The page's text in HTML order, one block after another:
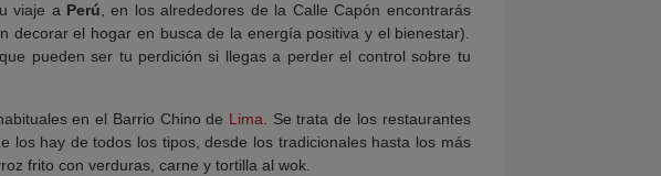
viaje a Perú, en los alrededores de la Calle Capón encontrarás
decorar el hogar en busca de la energía positiva y el bienestar).
pueden ser tu perdición si llegas a perder el control sobre tu
en el Barrio Chino de Lima. Se trata de los restaurantes
hay de todos los tipos, desde los tradicionales hasta los más
frito con verduras, carne y tortilla al wok.